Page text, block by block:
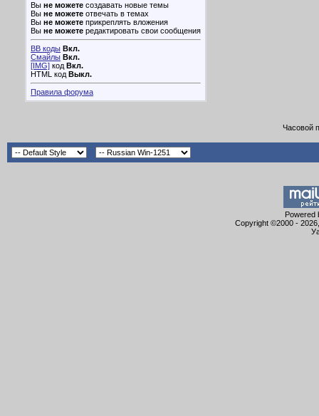
Вы не можете создавать новые темы
Вы не можете отвечать в темах
Вы не можете прикреплять вложения
Вы не можете редактировать свои сообщения
BB коды Вкл.
Смайлы Вкл.
[IMG] код Вкл.
HTML код Выкл.
Правила форума
Часовой
Powered
Copyright ©2000 -